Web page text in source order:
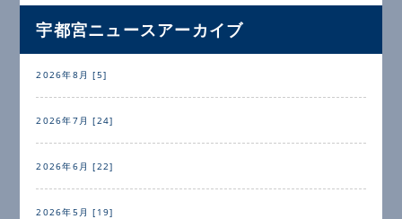
宇都宮ニュースアーカイブ
2026年8月 [5]
2026年7月 [24]
2026年6月 [22]
2026年5月 [19]